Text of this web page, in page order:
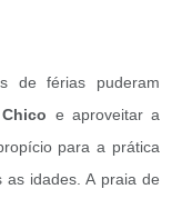
de férias puderam
e aproveitar a
para a prática
idades. A praia de